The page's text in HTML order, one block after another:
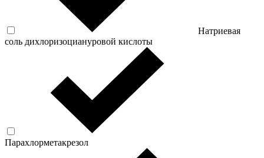
Натриевая
соль дихлоризоциануровой кислоты
Парахлорметакрезол